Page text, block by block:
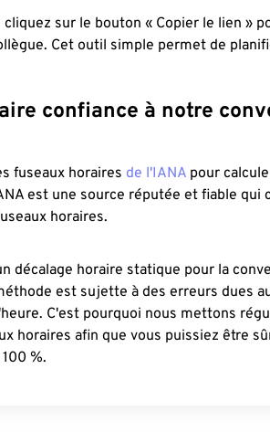
sur le bouton « Copier le lien »
Cet outil simple permet de
confiance à notre
fuseaux horaires de l'IANA pour
est une source réputée et fiable qui
horaires.
décalage horaire statique pour la
est sujette à des erreurs dues
C'est pourquoi nous mettons
horaires afin que vous puissiez être
%.